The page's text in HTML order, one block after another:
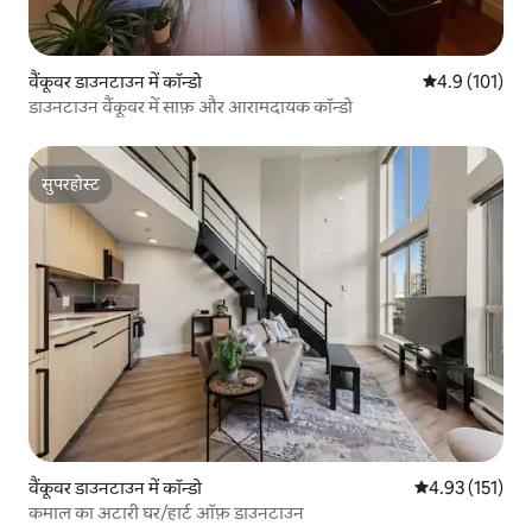
वैंकूवर डाउनटाउन में कॉन्डो औसत रेटिंग 5 में
4.9 (101)
डाउनटाउन वैंकूवर में साफ़ और आरामदायक कॉन्डो
सुपरहोस्ट
सुपरहोस्ट
वैंकूवर डाउनटाउन में कॉन्डो औसत रेटिंग 5 में से
4.93 (151)
कमाल का अटारी घर/हार्ट ऑफ़ डाउनटाउन